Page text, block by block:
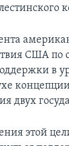
США по
в
двух
этой